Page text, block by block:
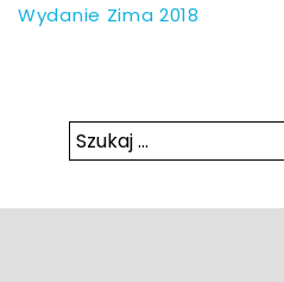
Wy­da­nie Zi­ma 2018
Szukaj: